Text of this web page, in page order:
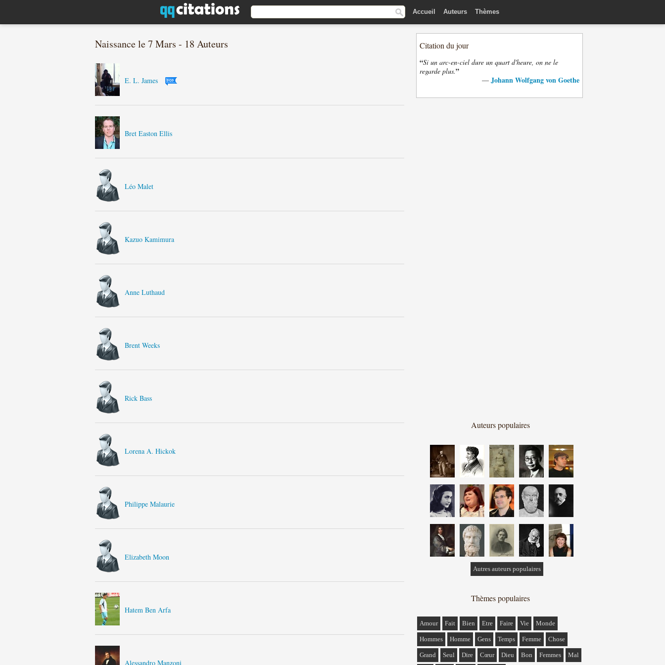
Accueil Auteurs Thèmes
Naissance le 7 Mars - 18 Auteurs
E. L. James
Bret Easton Ellis
Léo Malet
Kazuo Kamimura
Anne Luthaud
Brent Weeks
Rick Bass
Lorena A. Hickok
Philippe Malaurie
Elizabeth Moon
Hatem Ben Arfa
Alessandro Manzoni
Citation du jour
“Si un arc-en-ciel dure un quart d'heure, on ne le
regarde plus.”
— Johann Wolfgang von Goethe
Auteurs populaires
Autres auteurs populaires
Thèmes populaires
Amour Fait Bien Etre Faire Vie Monde
Hommes Homme Gens Temps Femme Chose
Grand Seul Dire Cœur Dieu Bon Femmes Mal